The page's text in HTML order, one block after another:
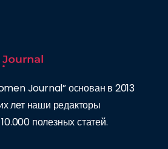
Journal” основан в 2013
лет наши редакторы
полезных статей.